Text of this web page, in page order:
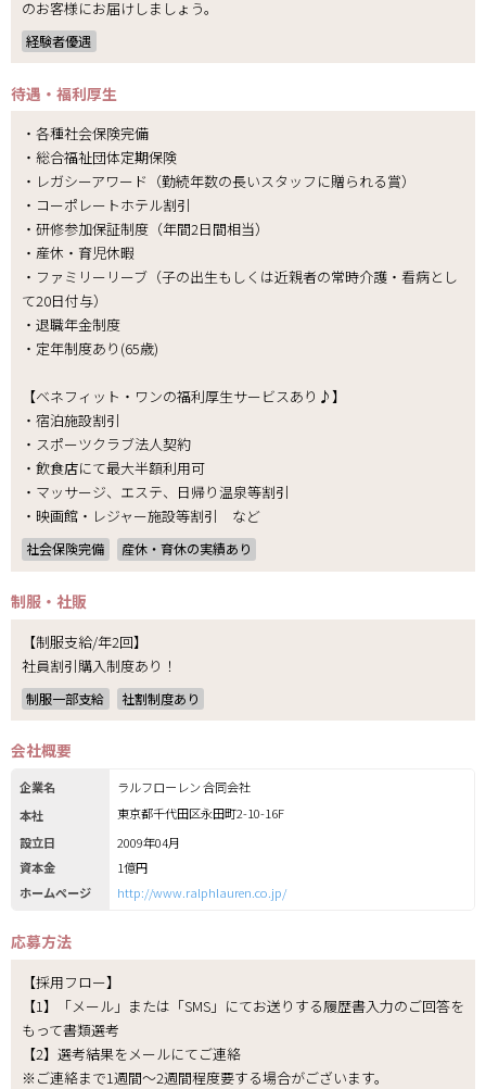
のお客様にお届けしましょう。
経験者優遇
待遇・福利厚生
・各種社会保険完備
・総合福祉団体定期保険
・レガシーアワード（勤続年数の長いスタッフに贈られる賞）
・コーポレートホテル割引
・研修参加保証制度（年間2日間相当）
・産休・育児休暇
・ファミリーリーブ（子の出生もしくは近親者の常時介護・看病とし
て20日付与）
・退職年金制度
・定年制度あり(65歳)
【ベネフィット・ワンの福利厚生サービスあり♪】
・宿泊施設割引
・スポーツクラブ法人契約
・飲食店にて最大半額利用可
・マッサージ、エステ、日帰り温泉等割引
・映画館・レジャー施設等割引 など
社会保険完備 産休・育休の実績あり
制服・社販
【制服支給/年2回】
社員割引購入制度あり！
制服一部支給 社割制度あり
会社概要
企業名
ラルフローレン 合同会社
本社
東京都千代田区永田町2-10-16F
設立日
2009年04月
資本金
1億円
ホームページ
http://www.ralphlauren.co.jp/
応募方法
【採用フロー】
【1】「メール」または「SMS」にてお送りする履歴書入力のご回答を
もって書類選考
【2】選考結果をメールにてご連絡
※ご連絡まで1週間～2週間程度要する場合がございます。